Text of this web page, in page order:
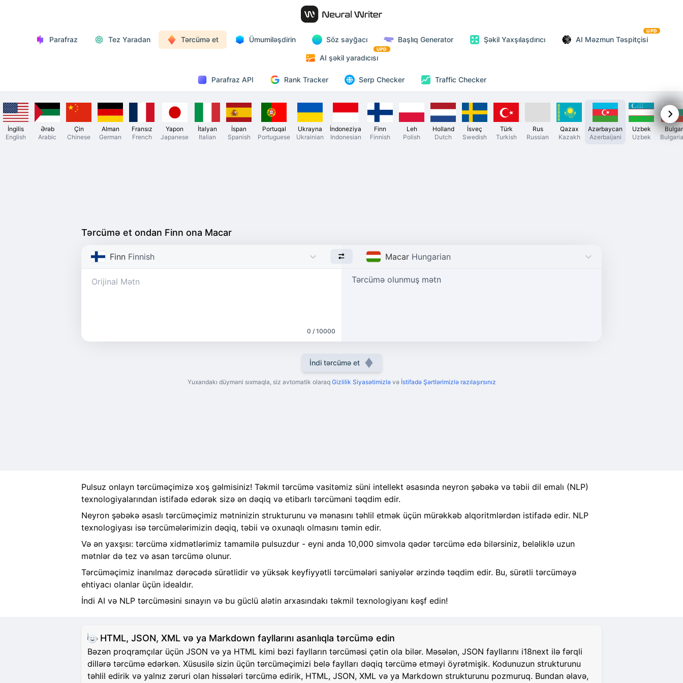
Parafraz Tez Yaradan Tərcümə et Ümumiləşdirin Söz sayğacı Başlıq Generator Şəkil Yaxşılaşdırıcı AI Məzmun Təspitçisi
UPD
AI şəkil yaradıcısı
UPD
Parafraz API Rank Tracker Serp Checker Traffic Checker
İngilis
English
Ərəb
Arabic
Çin
Chinese
Alman
German
Fransız
French
Yapon
Japanese
İtalyan
Italian
İspan
Spanish
Portuqal
Portuguese
Ukrayna
Ukrainian
İndoneziya
Indonesian
Finn
Finnish
Leh
Polish
Holland
Dutch
İsveç
Swedish
Türk
Turkish
Rus
Russian
Qazax
Kazakh
Azərbaycan
Azerbaijani
Uzbek
Uzbek
Bulgar
Tərcümə et ondan Finn ona Macar
Finn Finnish Macar Hungarian
0 / 10000
Tərcümə olunmuş mətn
İndi tərcümə et
Yuxarıdakı düyməni sıxmaqla, siz avtomatik olaraq Gizlilik Siyasətimizlə və İstifadə Şərtlərimizlə razılaşırsınız
Pulsuz onlayn tərcüməçimizə xoş gəlmisiniz! Təkmil tərcümə vasitəmiz süni intellekt əsasında neyron şəbəkə və təbii dil emalı (NLP)
texnologiyalarından istifadə edərək sizə ən dəqiq və etibarlı tərcüməni təqdim edir.
Neyron şəbəkə əsaslı tərcüməçimiz mətninizin strukturunu və mənasını təhlil etmək üçün mürəkkəb alqoritmlərdən istifadə edir. NLP
texnologiyası isə tərcümələrimizin dəqiq, təbii və oxunaqlı olmasını təmin edir.
Və ən yaxşısı: tərcümə xidmətlərimiz tamamilə pulsuzdur - eyni anda 10,000 simvola qədər tərcümə edə bilərsiniz, beləliklə uzun
mətnlər də tez və asan tərcümə olunur.
Tərcüməçimiz inanılmaz dərəcədə sürətlidir və yüksək keyfiyyətli tərcümələri saniyələr ərzində təqdim edir. Bu, sürətli tərcüməyə
ehtiyacı olanlar üçün idealdır.
İndi AI və NLP tərcüməsini sınayın və bu güclü alətin arxasındakı təkmil texnologiyanı kəşf edin!
HTML, JSON, XML və ya Markdown fayllarını asanlıqla tərcümə edin
Bəzən proqramçılar üçün JSON və ya HTML kimi bəzi faylların tərcüməsi çətin ola bilər. Məsələn, JSON fayllarını i18next ilə fərqli
dillərə tərcümə edərkən. Xüsusilə sizin üçün tərcüməçimizi belə faylları dəqiq tərcümə etməyi öyrətmişik. Kodunuzun strukturunu
təhlil edirik və yalnız zəruri olan hissələri tərcümə edirik, HTML, JSON, XML və ya Markdown strukturunu pozmuruq. Bundan əlavə,